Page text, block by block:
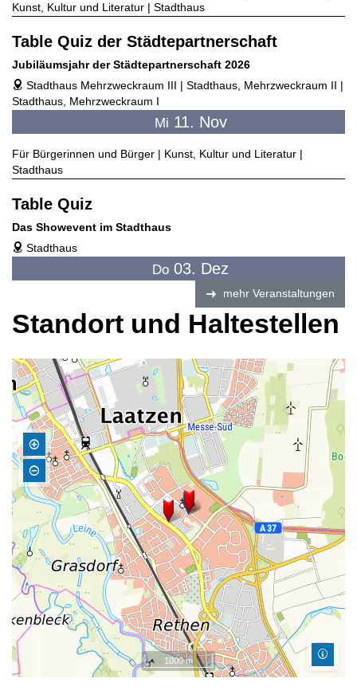
Kunst, Kultur und Literatur | Stadthaus
Table Quiz der Städtepartnerschaft
Jubiläumsjahr der Städtepartnerschaft 2026
address Stadthaus Mehrzweckraum III | Stadthaus, Mehrzweckraum II |
Stadthaus, Mehrzweckraum I
Mi 11. Nov
Für Bürgerinnen und Bürger | Kunst, Kultur und Literatur |
Stadthaus
Table Quiz
Das Showevent im Stadthaus
address Stadthaus
Do 03. Dez
mehr Veranstaltungen
Standort und Haltestellen
1000 m